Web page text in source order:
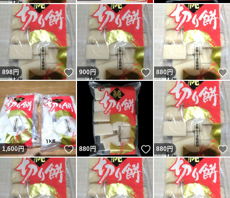
898円 いいね！
900円 いいね！
880円
1,600円 いいね！
880円 いいね！
880円